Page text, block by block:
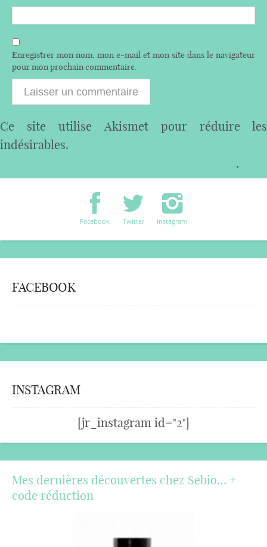
Enregistrer mon nom, mon e-mail et mon site dans le navigateur
pour mon prochain commentaire.
Ce site utilise Akismet pour réduire les
indésirables.
.
Facebook Twitter Instagram
FACEBOOK
INSTAGRAM
[jr_instagram id="2"]
Mes dernières découvertes chez Sebio… +
code réduction